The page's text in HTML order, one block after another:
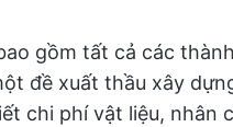
gồm tất cả các
đề xuất thầu xây
chi phí vật liệu, nhân